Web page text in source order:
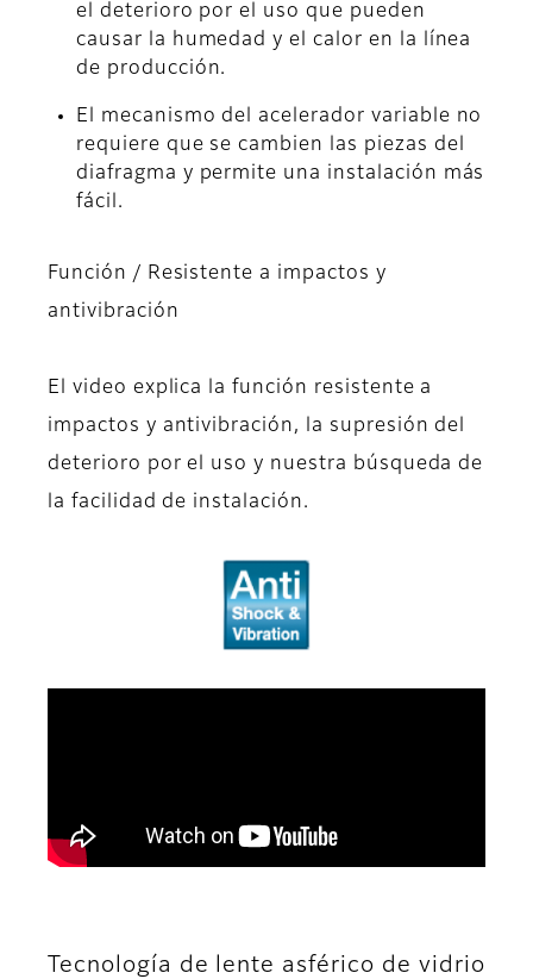
el deterioro por el uso que pueden
causar la humedad y el calor en la línea
de producción.
El mecanismo del acelerador variable no
requiere que se cambien las piezas del
diafragma y permite una instalación más
fácil.
Función / Resistente a impactos y
antivibración
El video explica la función resistente a
impactos y antivibración, la supresión del
deterioro por el uso y nuestra búsqueda de
la facilidad de instalación.
Tecnología de lente asférico de vidrio